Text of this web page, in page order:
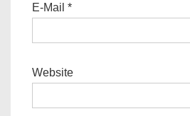
E-Mail *
Website